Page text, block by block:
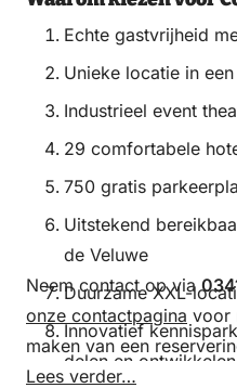
Echte gastvrijheid
Unieke locatie in
Industrieel event
29 comfortabele
750 gratis
Uitstekend
de Veluwe
Duurzame XXL-
Innovatief
delen en ontwikkelen
Neem contact op via
onze contactpagina voor
maken van een
Lees verder…